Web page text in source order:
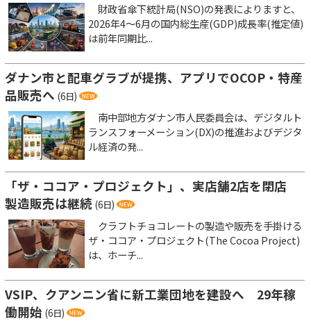
財政省傘下統計局(NSO)の発表によりますと、
2026年4～6月の国内総生産(GDP)成長率(推定値)
は前年同期比...
ダナン市と配車グラブが提携、アプリでOCOP・特産
品販売へ (6日)
南中部地方ダナン市人民委員会は、デジタルト
ランスフォーメーション(DX)の推進およびデジタ
ル経済の発...
「ザ・ココア・プロジェクト」、実店舗2店を閉店
製造販売は継続 (6日)
クラフトチョコレートの製造や販売を手掛ける
ザ・ココア・プロジェクト(The Cocoa Project)
は、ホーチ...
VSIP、クアンニン省に新工業団地を建設へ 29年稼
働開始 (6日)